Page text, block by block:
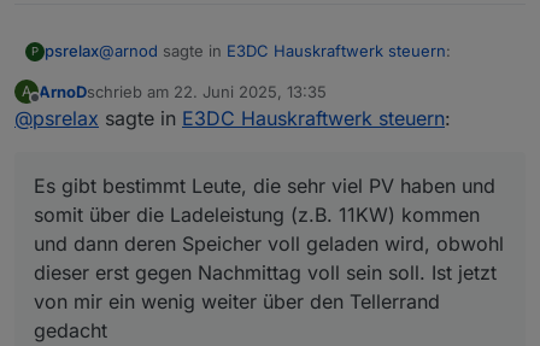
P psrelax@arnod sagte in E3DC Hauskraftwerk steuern:
Das ist auch nicht mit dieser Version eingeführt
Wollbox nicht von E3DC gesteuert wird bzw. die
Leistungswerte Wallbox im Hausverbrauch
enthalten sind und somit wieder abgezogen
werden müssen. Wenn du evcc einsetzt, ist das
nicht der Fall und muss leer bleiben.
OpenWB Wallbox. Diese wird auch nicht von E3DC
gesteuert und somit ist der Verbrauch im
Hausverbrauch enthalten. Ich habe den Datenpunkt
jetzt geleert.
Warum sollte man das machen, bzw. was hätte
das für einen Vorteil? Wenn ich mein Auto laden
will, dann mit gesamtem PV-Überschuss.
Es gibt bestimmt Leute, die sehr viel PV haben und
somit über die Ladeleistung (z.B. 11KW) kommen und
dann deren Speicher voll geladen wird, obwohl dieser
erst gegen Nachmittag voll sein soll. Ist jetzt von mir
A
Offline
ArnoDschrieb am 22. Juni 2025, 13:35
zuletzt editiert von
@psrelax sagte in E3DC Hauskraftwerk steuern:
Es gibt bestimmt Leute, die sehr viel PV haben und
somit über die Ladeleistung (z.B. 11KW) kommen
und dann deren Speicher voll geladen wird, obwohl
dieser erst gegen Nachmittag voll sein soll. Ist jetzt
von mir ein wenig weiter über den Tellerrand
gedacht